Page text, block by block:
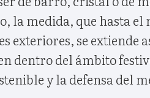
la medida, que hasta
exteriores, se extiende
dentro del ámbito
y la defensa del